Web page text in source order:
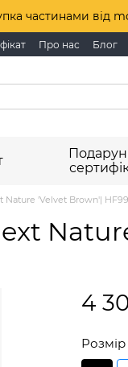
частинами від
Про нас Блог
Nature 'Velvet Brown'|
4
Розмір